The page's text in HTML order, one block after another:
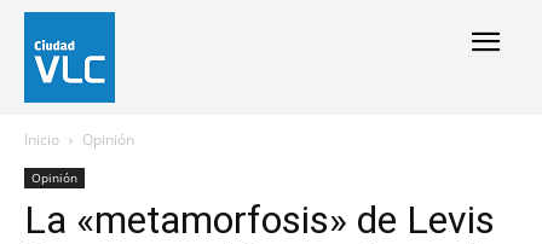
Inicio Opinión
Opinión
La «metamorfosis» de Levis